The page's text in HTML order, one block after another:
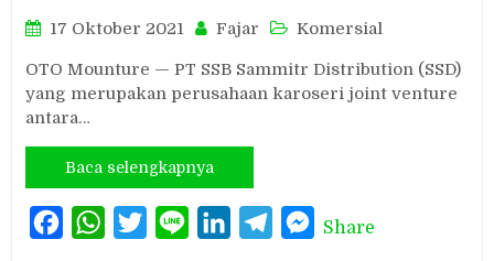
17 Oktober 2021 Fajar Komersial
OTO Mounture — PT SSB Sammitr Distribution (SSD)
yang merupakan perusahaan karoseri joint venture
antara…
Baca selengkapnya
FacebookWhatsAppTwitterLine LinkedInTelegramMessenger
Share